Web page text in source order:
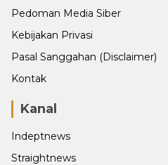
Pedoman Media Siber
Kebijakan Privasi
Pasal Sanggahan (Disclaimer)
Kontak
Kanal
Indeptnews
Straightnews